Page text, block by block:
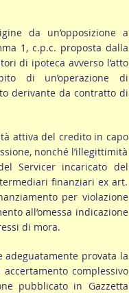
da un’opposizione a
1, c.p.c. proposta dalla
di ipoteca avverso l’atto
di un’operazione di
derivante da contratto di
attiva del credito in capo
nonché l’illegittimità
Servicer incaricato del
finanziari ex art.
per violazione
all’omessa indicazione
di mora.
provata la
complessivo
pubblicato in Gazzetta